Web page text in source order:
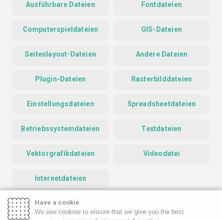
Ausführbare Dateien Fontdateien
Computerspieldateien GIS-Dateien
Seitenlayout-Dateien Andere Dateien
Plugin-Dateien Rasterbilddateien
Einstellungsdateien Spreadsheetdateien
Betriebssystemdateien Textdateien
Vektorgrafikdateien Videodatei
Internetdateien
Homepage Contact
Privacy Policy
Have a cookie
We use cookies to ensure that we give you the best